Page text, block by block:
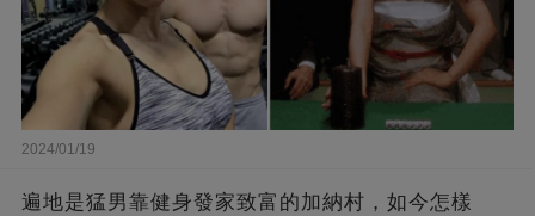
2024/01/19
遍地是猛男靠健身發家致富的加納村，如今怎樣